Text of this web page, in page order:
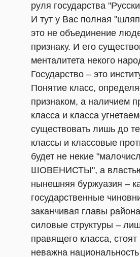
руля государства
И тут у Вас полная
это не объединение
признаку. И его
менталитета некого
Государство – это
Понятие класс,
признаком, а наличием
класса и класса
существовать лишь до
классы и классовые
будет не некие
ШОВЕНИСТЫ", а властью
нынешняя буржуазия –
государственные
заканчивая главы
силовые структуры –
правящего класса,
неважна